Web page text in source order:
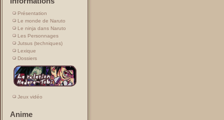
Présentation
Le monde de Naruto
Le ninja dans Naruto
Les Personnages
Jutsus (techniques)
Lexique
Dossiers
Jeux vidéo
Anime